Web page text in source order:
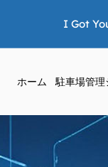
I Got
ホーム 駐車場管理